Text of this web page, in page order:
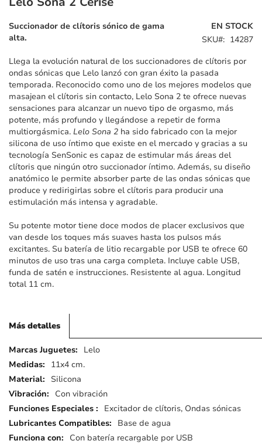
la
de
imágenes
de
galería
de
EN STOCK
SKU
14287
Succionador de clítoris sónico de gama
alta.
Llega la evolución natural de los succionadores de clítoris por
ondas sónicas que Lelo lanzó con gran éxito la pasada
temporada. Reconocido como uno de los mejores modelos que
masajean el clítoris sin contacto, Lelo Sona 2 te ofrece nuevas
sensaciones para alcanzar un nuevo tipo de orgasmo, más
potente, más profundo y llegándose a repetir de forma
multiorgásmica. Lelo Sona 2 ha sido fabricado con la mejor
silicona de uso íntimo que existe en el mercado y gracias a su
tecnología SenSonic es capaz de estimular más áreas del
clítoris que ningún otro succionador íntimo. Además, su diseño
anatómico le permite absorber parte de las ondas sónicas que
produce y redirigirlas sobre el clítoris para producir una
estimulación más intensa y agradable.
Su potente motor tiene doce modos de placer exclusivos que
van desde los toques más suaves hasta los pulsos más
excitantes. Su batería de litio recargable por USB te ofrece 60
minutos de uso tras una carga completa. Incluye cable USB,
funda de satén e instrucciones. Resistente al agua. Longitud
total 11 cm.
Más detalles
Más
detalles
Lelo
11x4 cm.
Silicona
Con vibración
Excitador de clítoris, Ondas sónicas
Base de agua
Con batería recargable por USB